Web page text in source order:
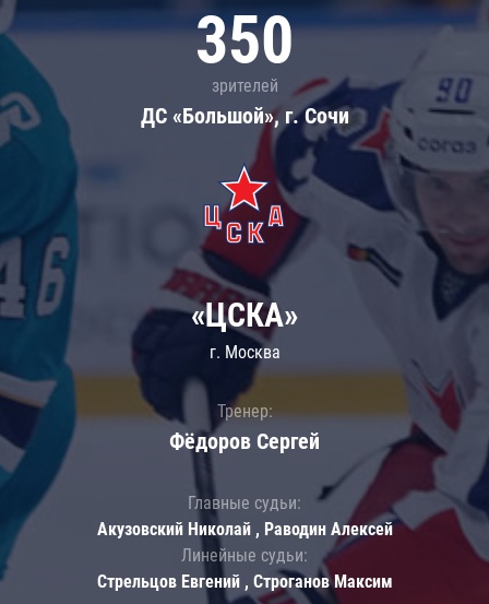
350
зрителей
ДС «Большой», г. Сочи
«ЦСКА»
г. Москва
Тренер:
Фёдоров Сергей
Главные судьи:
Акузовский Николай , Раводин Алексей
Линейные судьи:
Стрельцов Евгений , Строганов Максим